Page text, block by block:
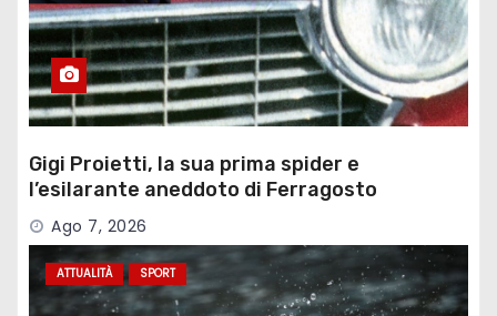
Gigi Proietti, la sua prima spider e
l’esilarante aneddoto di Ferragosto
Ago 7, 2026
ATTUALITÀ SPORT